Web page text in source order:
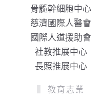
骨髓幹細胞中心
慈濟國際人醫會
國際人道援助會
社教推展中心
長照推展中心
教育志業